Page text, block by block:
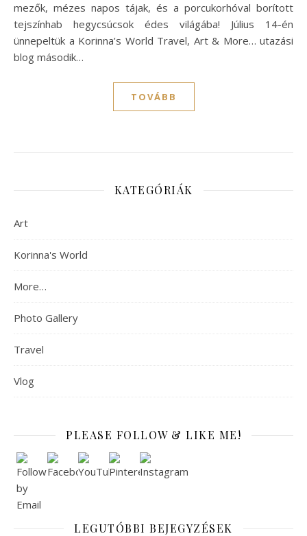
mezők, mézes napos tájak, és a porcukorhóval borított
tejszínhab hegycsúcsok édes világába! Július 14-én
ünnepeltük a Korinna’s World Travel, Art & More… utazási
blog második…
TOVÁBB
KATEGÓRIÁK
Art
Korinna's World
More…
Photo Gallery
Travel
Vlog
PLEASE FOLLOW & LIKE ME!
LEGUTÓBBI BEJEGYZÉSEK